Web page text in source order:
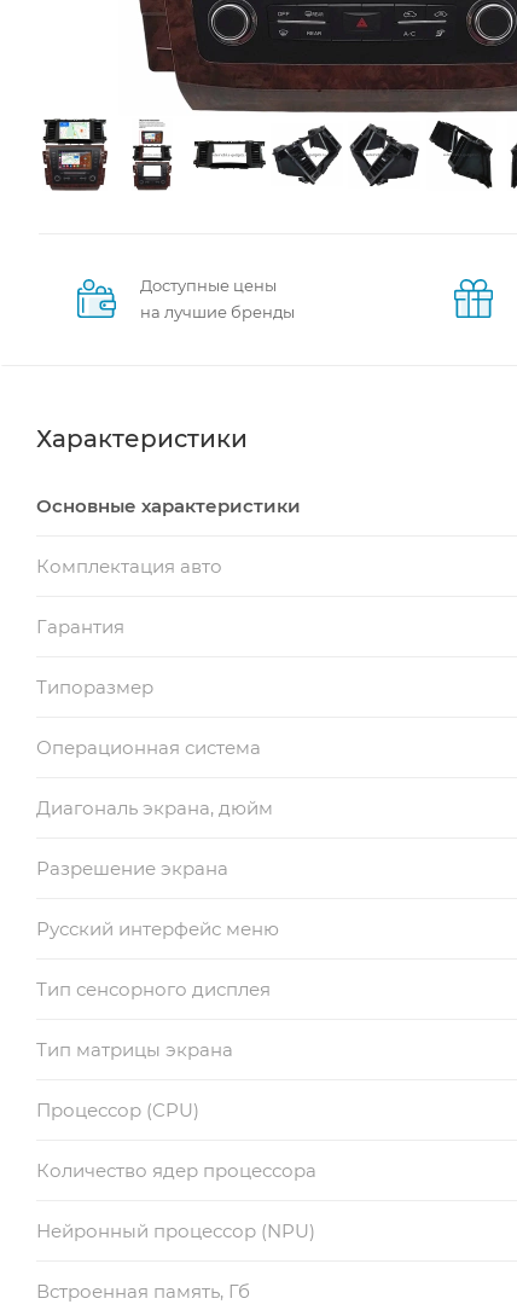
Доступные цены
на лучшие бренды
Характеристики
Основные характеристики
Комплектация авто
Гарантия
Типоразмер
Операционная система
Диагональ экрана, дюйм
Разрешение экрана
Русский интерфейс меню
Тип сенсорного дисплея
Тип матрицы экрана
Процессор (CPU)
Количество ядер процессора
Нейронный процессор (NPU)
Встроенная память, Гб